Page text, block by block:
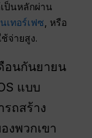
ป็นหลักผ่าน
เทอร์เฟซ, หรือ
จ่ายสูง.
อนกันยายน
แบบ
ถสร้าง
งพวกเขา